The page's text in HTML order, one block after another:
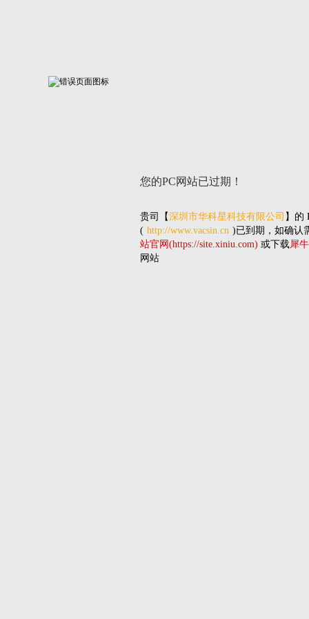
您的PC网站已过期！
贵司 【深圳市华科星科技有限公司 】的
( http://www.vacsin.cn )已到期，如确认
站官网(https://site.xiniu.com) 或下载犀
网站